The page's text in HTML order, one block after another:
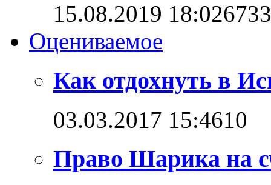
15.08.2019 18:026733
Оцениваемое
Как отдохнуть в
03.03.2017 15:461 0
Право Шарика на